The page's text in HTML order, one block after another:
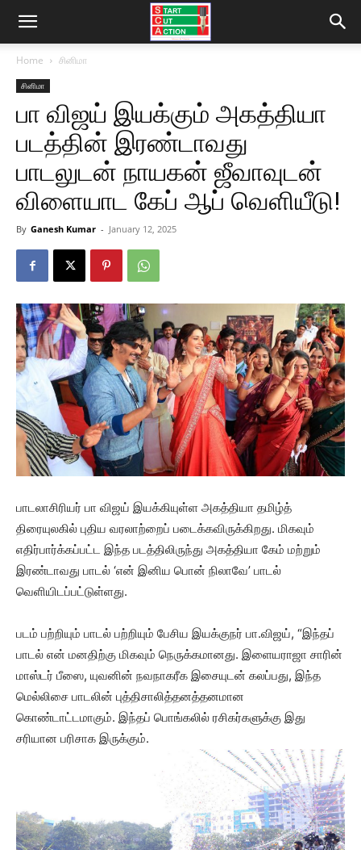
Home சினிமா
சினிமா
பா விஜய் இயக்கும் அகத்தியா
படத்தின் இரண்டாவது
பாடலுடன் நாயகன் ஜீவாவுடன்
விளையாட கேப் ஆப் வெளியீடு!
By Ganesh Kumar - January 12, 2025
பாடலாசிரியர் பா விஜய் இயக்கியுள்ள அகத்தியா தமிழ்த்
திரையுலகில் புதிய வரலாற்றைப் படைக்கவிருக்கிறது. மிகவும்
எதிர்பார்க்கப்பட்ட இந்த படத்திலிருந்து அகத்தியா கேம் மற்றும்
இரண்டாவது பாடல் ‘என் இனிய பொன் நிலாவே’ பாடல்
வெளியிடப்பட்டுள்ளது.
படம் பற்றியும் பாடல் பற்றியும் பேசிய இயக்குநர் பா.விஜய், “இந்தப்
பாடல் என் மனதிற்கு மிகவும் நெருக்கமானது. இளையராஜா சாரின்
மாஸ்டர் பீஸை, யுவனின் நவநாகரீக இசையுடன் கலப்பது, இந்த
மெல்லிசை பாடலின் புத்திசாலித்தனத்தனமான
கொண்டாட்டமாகும். இந்தப் பொங்கலில் ரசிகர்களுக்கு இது
சரியான பரிசாக இருக்கும்.